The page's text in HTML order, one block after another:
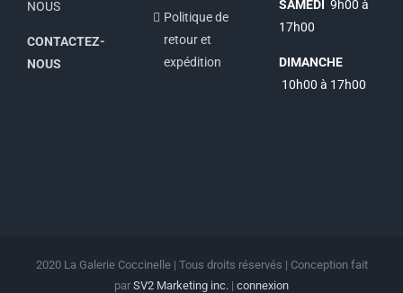
NOUS
CONTACTEZ-
NOUS
Politique de
retour et
expédition
SAMEDI 9h00 à
17h00
DIMANCHE
10h00 à 17h00
2020 La Galerie Coccinelle | Tous droits réservés | Conception fait
par SV2 Marketing inc. | connexion